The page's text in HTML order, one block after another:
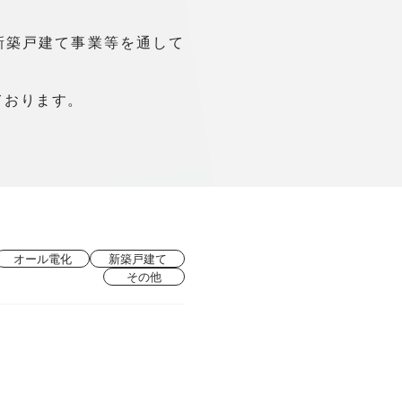
戸建て事業等を通して
ります。
オール電化
新築戸建て
その他